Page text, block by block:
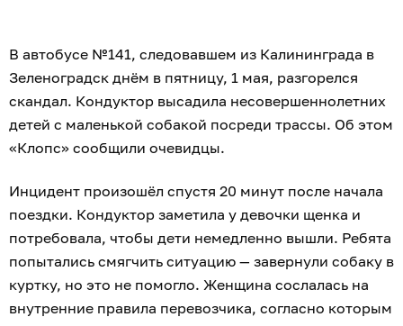
В автобусе №141, следовавшем из Калининграда в
Зеленоградск днём в пятницу, 1 мая, разгорелся
скандал. Кондуктор высадила несовершеннолетних
детей с маленькой собакой посреди трассы. Об этом
«Клопс» сообщили очевидцы.
Инцидент произошёл спустя 20 минут после начала
поездки. Кондуктор заметила у девочки щенка и
потребовала, чтобы дети немедленно вышли. Ребята
попытались смягчить ситуацию — завернули собаку в
куртку, но это не помогло. Женщина сослалась на
внутренние правила перевозчика, согласно которым